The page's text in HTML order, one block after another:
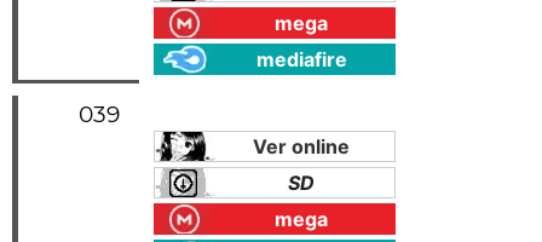
mega
mediafire
039
Ver online
SD
mega